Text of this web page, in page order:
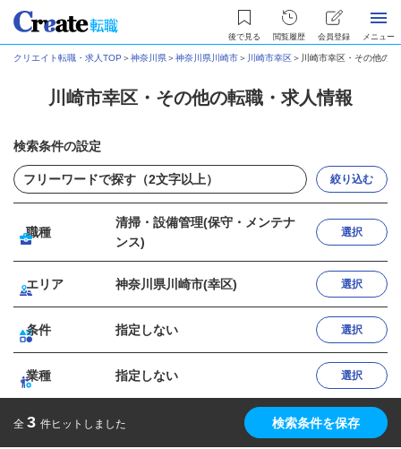
後で見る 閲覧履歴 会員登録 メニュー
クリエイト転職・求人TOP ＞神奈川県＞神奈川県川崎市＞ 川崎市幸区＞ 川崎市幸区・その他の
川崎市幸区・その他の転職・求人情報
検索条件の設定
絞り込む
職種
清掃・設備管理(保守・メンテナ
ンス)
選択
エリア 神奈川県川崎市(幸区) 選択
条件 指定しない 選択
業種 指定しない 選択
全 3 件ヒットしました 検索条件を保存